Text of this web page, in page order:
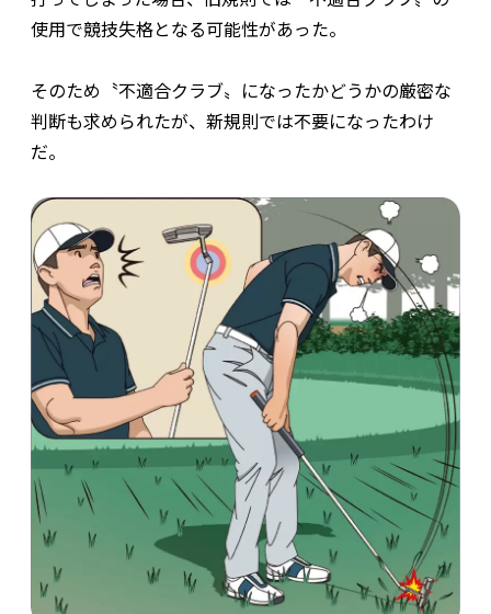
使用で競技失格となる可能性があった。
そのため〝不適合クラブ〟になったかどうかの厳密な
判断も求められたが、新規則では不要になったわけ
だ。